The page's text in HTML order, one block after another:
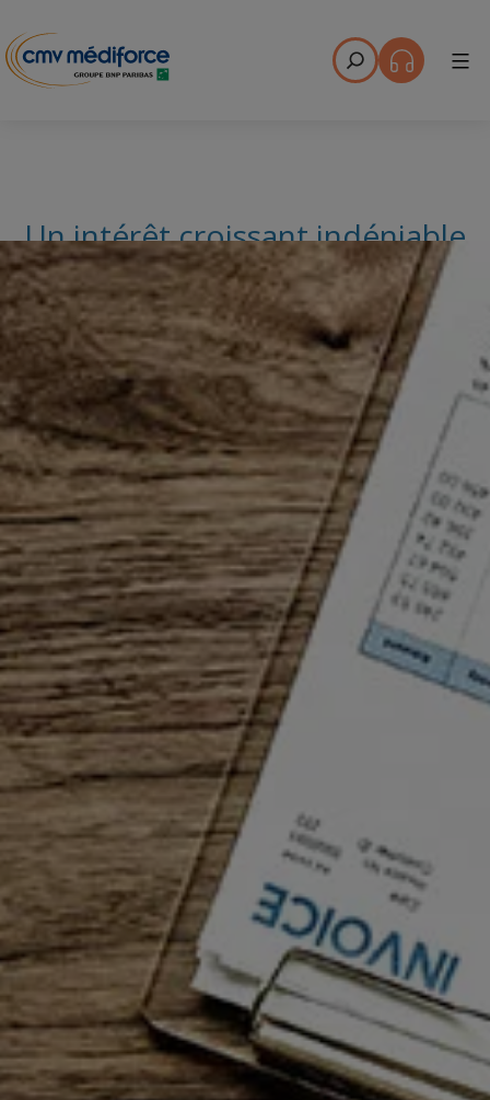
Menu
Un intérêt croissant indéniable
pour la SEL, mais également pour
la SPFPL